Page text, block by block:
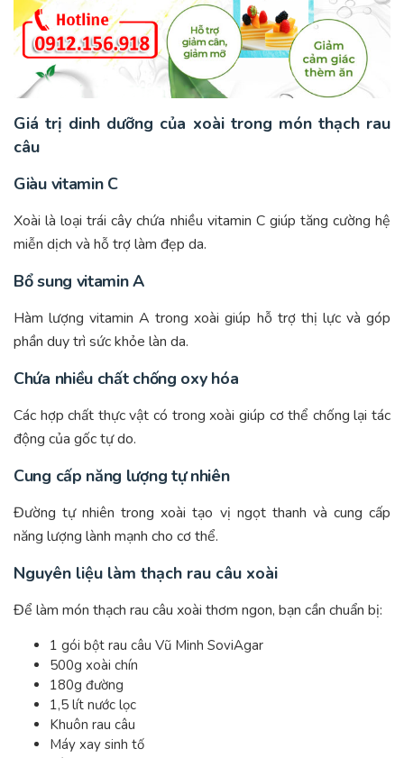
Giá trị dinh dưỡng của xoài trong món thạch rau
câu
Giàu vitamin C
Xoài là loại trái cây chứa nhiều vitamin C giúp tăng cường hệ
miễn dịch và hỗ trợ làm đẹp da.
Bổ sung vitamin A
Hàm lượng vitamin A trong xoài giúp hỗ trợ thị lực và góp
phần duy trì sức khỏe làn da.
Chứa nhiều chất chống oxy hóa
Các hợp chất thực vật có trong xoài giúp cơ thể chống lại tác
động của gốc tự do.
Cung cấp năng lượng tự nhiên
Đường tự nhiên trong xoài tạo vị ngọt thanh và cung cấp
năng lượng lành mạnh cho cơ thể.
Nguyên liệu làm thạch rau câu xoài
Để làm món thạch rau câu xoài thơm ngon, bạn cần chuẩn bị:
1 gói bột rau câu Vũ Minh SoviAgar
500g xoài chín
180g đường
1,5 lít nước lọc
Khuôn rau câu
Máy xay sinh tố